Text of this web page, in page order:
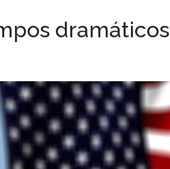
dramáticos